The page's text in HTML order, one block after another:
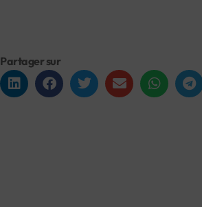
Partager sur